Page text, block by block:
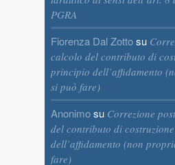
PGRA
Fiorenza Dal Zottosu
calcolo del contributo di
principio dell’affidamento
si può fare)
Anonimosu Correzione
del contributo di
dell’affidamento (non
fare)